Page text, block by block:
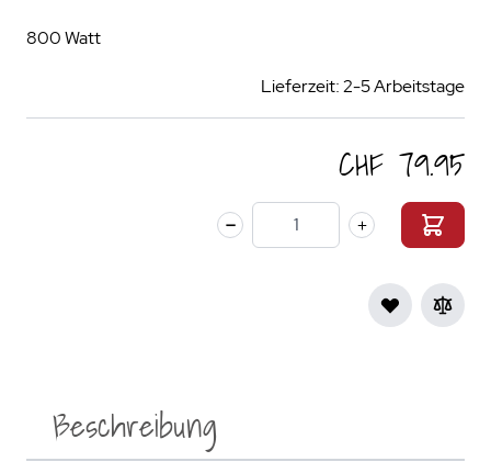
800 Watt
Lieferzeit: 2-5 Arbeitstage
CHF 79.95
Menge
Beschreibung